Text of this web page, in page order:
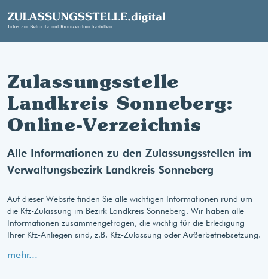
Zulassungsstelle
Landkreis Sonneberg:
Online-Verzeichnis
Alle Informationen zu den Zulassungsstellen im
Verwaltungsbezirk Landkreis Sonneberg
Auf dieser Website finden Sie alle wichtigen Informationen rund um
die Kfz-Zulassung im Bezirk Landkreis Sonneberg. Wir haben alle
Informationen zusammengetragen, die wichtig für die Erledigung
Ihrer Kfz-Anliegen sind, z.B. Kfz-Zulassung oder Außerbetriebsetzung.
mehr...